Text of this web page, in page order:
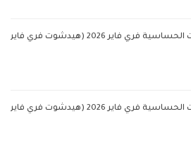
أفضل إعدادات الحساسية فري فاير 2026 (هيدشوت فري فاير
أفضل إعدادات الحساسية فري فاير 2026 (هيدشوت فري فاير